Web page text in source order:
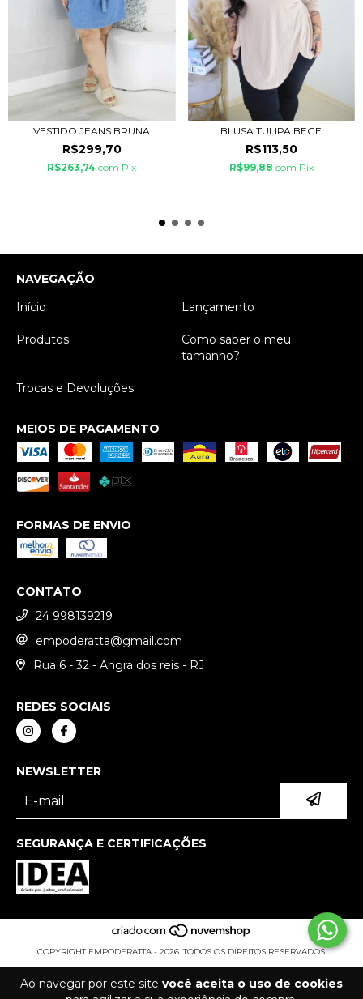
Ao navegar por este site você aceita o uso de cookies
VESTIDO JEANS BRUNA
R$299,70
R$263,74com Pix
BLUSA TULIPA BEGE
R$113,50
R$99,88 com Pix
NAVEGAÇÃO
Início
Lançamento
Produtos
Como saber o meu
tamanho?
Trocas e Devoluções
MEIOS DE PAGAMENTO
FORMAS DE ENVIO
CONTATO
24 998139219
empoderatta@gmail.com
Rua 6 - 32 - Angra dos reis - RJ
REDES SOCIAIS
NEWSLETTER
SEGURANÇA E CERTIFICAÇÕES
COPYRIGHT EMPODERATTA - 2026. TODOS OS DIREITOS RESERVADOS.